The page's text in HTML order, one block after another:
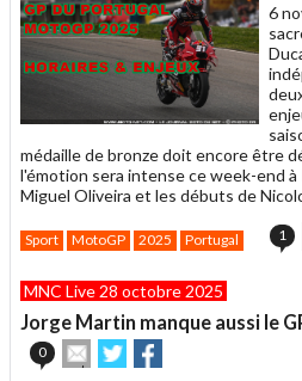
6
médaille de bronze doit encore être
l'émotion sera intense ce week-end
Miguel Oliveira et les débuts de
Sport MotoGP 2025 Portugal 1
MNC Live 28 octobre 2025
Jorge Martin manque aussi le
0
Envoyer
cet
Partager
sur sur